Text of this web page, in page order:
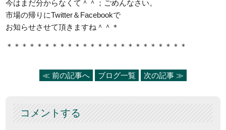
今はまだ分からなくて＾＾；ごめんなさい。
市場の帰りにTwitter＆Facebookで
お知らせさせて頂きますね＾＾＊
＊＊＊＊＊＊＊＊＊＊＊＊＊＊＊＊＊＊＊＊＊＊＊＊
≪ 前の記事へ ブログ一覧 次の記事 ≫
コメントする